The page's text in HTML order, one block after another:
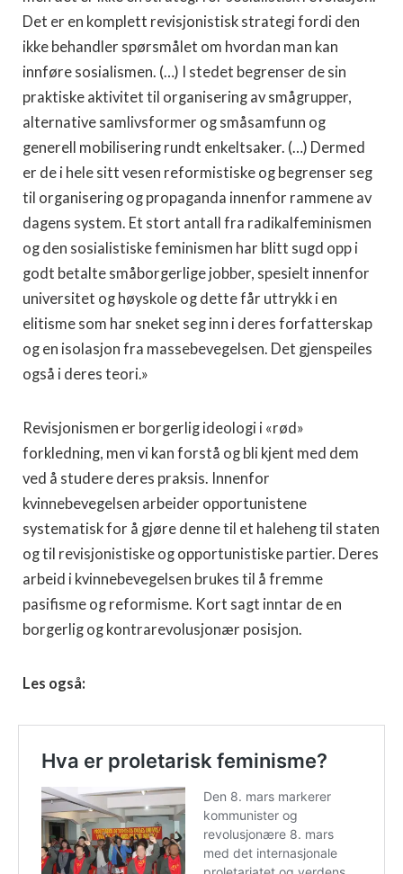
Det er en komplett revisjonistisk strategi fordi den
ikke behandler spørsmålet om hvordan man kan
innføre sosialismen. (…) I stedet begrenser de sin
praktiske aktivitet til organisering av smågrupper,
alternative samlivsformer og småsamfunn og
generell mobilisering rundt enkeltsaker. (…) Dermed
er de i hele sitt vesen reformistiske og begrenser seg
til organisering og propaganda innenfor rammene av
dagens system. Et stort antall fra radikalfeminismen
og den sosialistiske feminismen har blitt sugd opp i
godt betalte småborgerlige jobber, spesielt innenfor
universitet og høyskole og dette får uttrykk i en
elitisme som har sneket seg inn i deres forfatterskap
og en isolasjon fra massebevegelsen. Det gjenspeiles
også i deres teori.»
Revisjonismen er borgerlig ideologi i «rød»
forkledning, men vi kan forstå og bli kjent med dem
ved å studere deres praksis. Innenfor
kvinnebevegelsen arbeider opportunistene
systematisk for å gjøre denne til et haleheng til staten
og til revisjonistiske og opportunistiske partier. Deres
arbeid i kvinnebevegelsen brukes til å fremme
pasifisme og reformisme. Kort sagt inntar de en
borgerlig og kontrarevolusjonær posisjon.
Les også: